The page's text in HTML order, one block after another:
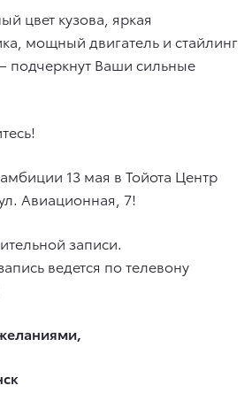
цвет кузова, яркая
мощный двигатель и стайлинг
подчеркнут Ваши сильные
13 мая в Тойота Центр
Авиационная, 7!
записи.
ведется по телевону